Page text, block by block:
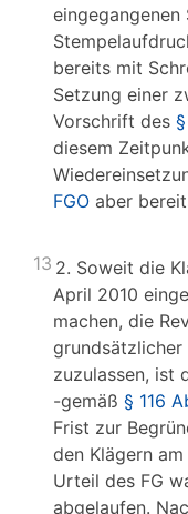
bereits mit
Setzung einer
Vorschrift des
diesem
FGO aber
13 2. Soweit die
April 2010
machen, die
grundsätzlicher
zuzulassen, ist
-gemäß § 116
Frist zur
den Klägern
Urteil des FG
abgelaufen.